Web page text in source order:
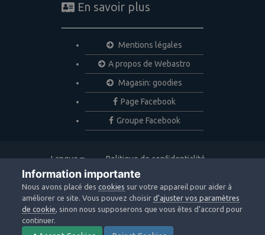
En savoir plus
Mentions légales
A propos de Webastro
Magasin: goodies
Page Facebook
Groupe Facebook
Langue
Politique de confidentialité
Nous contacter
Copyright © 2020 Webastro
Powered by Invision Community
Information importante
Nous avons placé descookies sur votre appareil pour aider à
améliorer ce site. Vous pouvez choisird’ajuster vos paramètres
de cookie, sinon nous supposerons que vous êtes d’accord pour
continuer.